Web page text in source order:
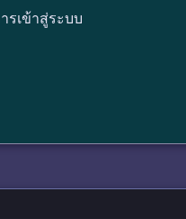
เข้าสู่ระบบ